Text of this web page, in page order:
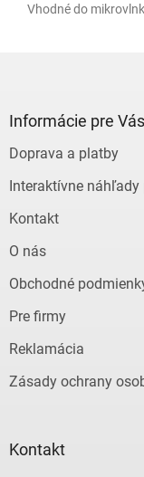
Vhodné do
Informácie pre Vás
Doprava a platby
Interaktívne náhľady
Kontakt
O nás
Obchodné
Pre firmy
Reklamácia
Zásady ochrany
Kontakt